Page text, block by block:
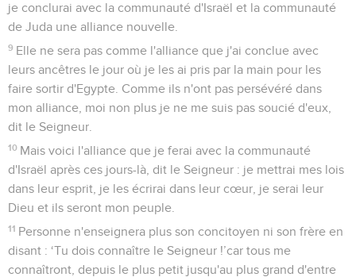
je conclurai avec la communauté d'Israël et la communauté
de Juda une alliance nouvelle.
9 Elle ne sera pas comme l'alliance que j'ai conclue avec
leurs ancêtres le jour où je les ai pris par la main pour les
faire sortir d'Egypte. Comme ils n'ont pas persévéré dans
mon alliance, moi non plus je ne me suis pas soucié d'eux,
dit le Seigneur.
10 Mais voici l'alliance que je ferai avec la communauté
d'Israël après ces jours-là, dit le Seigneur : je mettrai mes lois
dans leur esprit, je les écrirai dans leur cœur, je serai leur
Dieu et ils seront mon peuple.
11 Personne n'enseignera plus son concitoyen ni son frère en
disant : ‘Tu dois connaître le Seigneur !’car tous me
connaîtront, depuis le plus petit jusqu'au plus grand d'entre